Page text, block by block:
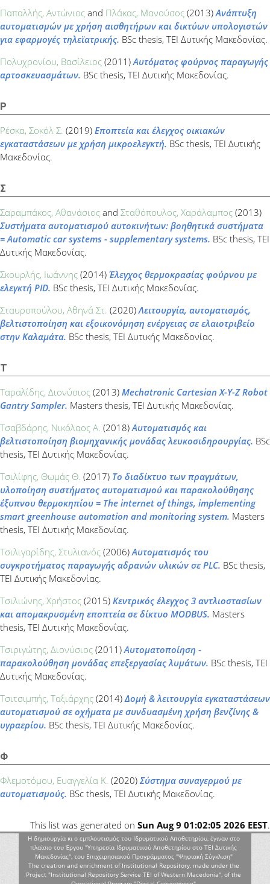
Παπαλλής, Αντώνιος and Πλάκας, Μανούσος (2013)Ανάπτυξη
αυτοματισμών με χρήση αισθητήρων και δικτύων υπολογιστών
για εφαρμογές τηλεϊατρικής. BSc thesis, ΤΕΙ Δυτικής Μακεδονίας.
Πολυχρονίου, Βασίλειος (2011)Αυτόματος φούρνος παραγωγής
αρτοσκευασμάτων. BSc thesis, ΤΕΙ Δυτικής Μακεδονίας.
Ρ
Ρέσκα, Σοκόλ Σ. (2019) Εποπτεία και έλεγχος οικιακών
εγκαταστάσεων με χρήση μικροελεγκτή. BSc thesis, ΤΕΙ Δυτικής
Μακεδονίας.
Σ
Σαραμπάκος, Αθανάσιος and Σταθόπουλος, Χαράλαμπος (2013)
Συστήματα αυτοματισμού αυτοκινήτων: βοηθητικά συστήματα
= Automatic car systems - supplementary systems. BSc thesis, ΤΕΙ
Δυτικής Μακεδονίας.
Σκουρλής, Ιωάννης (2014) Έλεγχος θερμοκρασίας φούρνου με
ελεγκτή PID. BSc thesis, ΤΕΙ Δυτικής Μακεδονίας.
Σταυροπούλου, Αθηνά Στ. (2020)Λειτουργία, αυτοματισμός,
βελτιστοποίηση και εξοικονόμηση ενέργειας σε ελαιοτριβείο
στην Καλαμάτα. BSc thesis, ΤΕΙ Δυτικής Μακεδονίας.
Τ
Ταραλίδης, Διονύσιος (2013) Mechatronic Cartesian X-Y-Z Robot
Gantry Sampler. Masters thesis, ΤΕΙ Δυτικής Μακεδονίας.
Τσαβδάρης, Νικόλαος Α. (2018)Αυτοματισμός και
βελτιστοποίηση βιομηχανικής μονάδας λευκοσιδηρουργίας. BSc
thesis, ΤΕΙ Δυτικής Μακεδονίας.
Τσιλίφης, Θωμάς Θ. (2017) Το διαδίκτυο των πραγμάτων,
υλοποίηση συστήματος αυτοματισμού και παρακολούθησης
έξυπνου θερμοκηπίου = The internet of things, implementing
smart greenhouse automation and monitoring system. Masters
thesis, ΤΕΙ Δυτικής Μακεδονίας.
Τσιλιγαρίδης, Στυλιανός (2006)Αυτοματισμός του
συγκροτήματος παραγωγής αδρανών υλικών σε PLC. BSc thesis,
ΤΕΙ Δυτικής Μακεδονίας.
Τσιλιώνης, Χρήστος (2015) Κεντρικός έλεγχος 3 αντλιοστασίων
και απομακρυσμένη εποπτεία σε δίκτυο MODBUS. Masters
thesis, ΤΕΙ Δυτικής Μακεδονίας.
Τσιριγώτης, Διονύσιος (2011)Αυτοματοποίηση -
παρακολούθηση μονάδας επεξεργασίας λυμάτων. BSc thesis, ΤΕΙ
Δυτικής Μακεδονίας.
Τσιτσιμπής, Ταξιάρχης (2014) Δομή & λειτουργία εγκαταστάσεων
αυτοματισμού σε οχήματα με συνδυασμένη χρήση βενζίνης &
υγραερίου. BSc thesis, ΤΕΙ Δυτικής Μακεδονίας.
Φ
Φλεμοτόμου, Ευαγγελία Κ. (2020) Σύστημα συναγερμού με
αυτοματισμούς. BSc thesis, ΤΕΙ Δυτικής Μακεδονίας.
This list was generated on Sun Aug 9 01:02:05 2026 EEST.
Η δημιουργία κι ο εμπλουτισμός του Ιδρυματικού Αποθετηρίου, έγιναν στο
πλαίσιο του Έργου "Υπηρεσία Ιδρυματικού Αποθετηρίου στο ΤΕΙ Δυτικής
Μακεδονίας", του Επιχειρησιακού Προγράμματος "Ψηφιακή Σύγκλιση"
The creation and enrichment of Institutional Repository, made under the
Project "Institutional Repository Service TEI of Western Macedonia", of the